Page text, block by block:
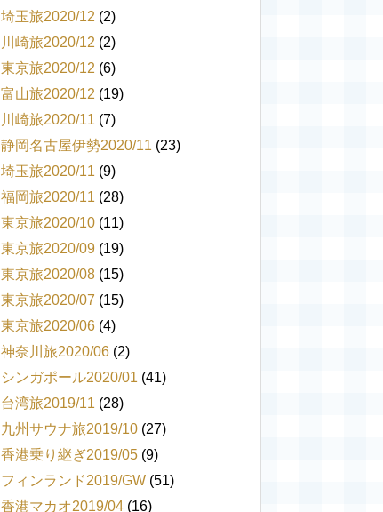
埼玉旅2020/12 (2)
川崎旅2020/12 (2)
東京旅2020/12 (6)
富山旅2020/12 (19)
川崎旅2020/11 (7)
静岡名古屋伊勢2020/11 (23)
埼玉旅2020/11 (9)
福岡旅2020/11 (28)
東京旅2020/10 (11)
東京旅2020/09 (19)
東京旅2020/08 (15)
東京旅2020/07 (15)
東京旅2020/06 (4)
神奈川旅2020/06 (2)
シンガポール2020/01 (41)
台湾旅2019/11 (28)
九州サウナ旅2019/10 (27)
香港乗り継ぎ2019/05 (9)
フィンランド2019/GW (51)
香港マカオ2019/04 (16)